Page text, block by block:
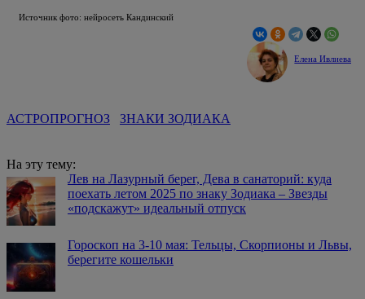
Источник фото: нейросеть Кандинский
Елена Ивлиева
АСТРОПРОГНОЗ ЗНАКИ ЗОДИАКА
На эту тему:
Лев на Лазурный берег, Дева в санаторий: куда
поехать летом 2025 по знаку Зодиака – Звезды
«подскажут» идеальный отпуск
Гороскоп на 3-10 мая: Тельцы, Скорпионы и Львы,
берегите кошельки